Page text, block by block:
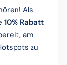
Als
10% Rabatt
am
zu